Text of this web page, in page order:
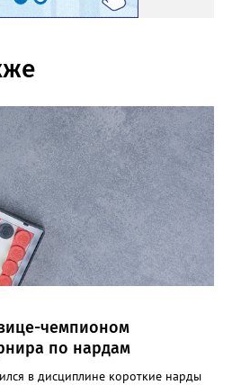
чемпионом
по нардам
в дисциплине короткие нарды